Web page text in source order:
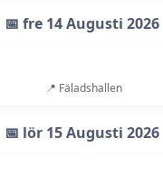
📅 fre 14 Augusti 2026
📍 Fäladshallen
📅 lör 15 Augusti 2026